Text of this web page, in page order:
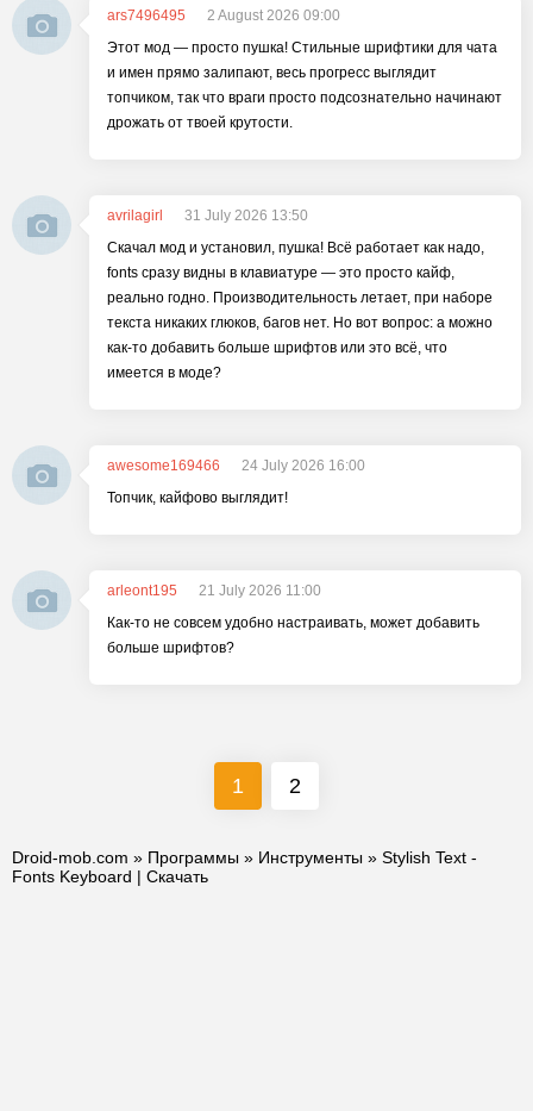
ars7496495
2 August 2026 09:00
Этот мод — просто пушка! Стильные шрифтики для чата
и имен прямо залипают, весь прогресс выглядит
топчиком, так что враги просто подсознательно начинают
дрожать от твоей крутости.
avrilagirl
31 July 2026 13:50
Скачал мод и установил, пушка! Всё работает как надо,
fonts сразу видны в клавиатуре — это просто кайф,
реально годно. Производительность летает, при наборе
текста никаких глюков, багов нет. Но вот вопрос: а можно
как-то добавить больше шрифтов или это всё, что
имеется в моде?
awesome169466
24 July 2026 16:00
Топчик, кайфово выглядит!
arleont195
21 July 2026 11:00
Как-то не совсем удобно настраивать, может добавить
больше шрифтов?
1 2
Droid-mob.com » Программы » Инструменты » Stylish Text -
Fonts Keyboard | Скачать